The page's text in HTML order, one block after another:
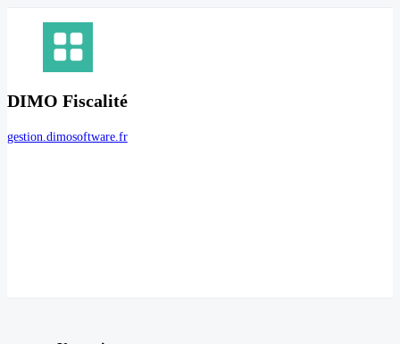
DIMO Fiscalité
gestion.dimosoftware.fr